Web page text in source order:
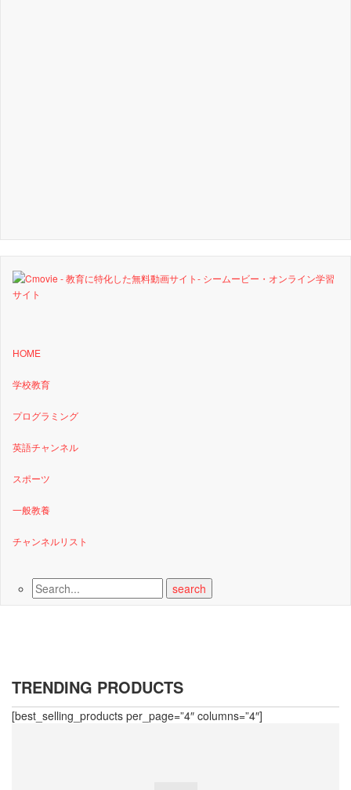
HOME
学校教育
プログラミング
英語チャンネル
スポーツ
一般教養
チャンネルリスト
TRENDING PRODUCTS
[best_selling_products per_page=”4″ columns=”4″]